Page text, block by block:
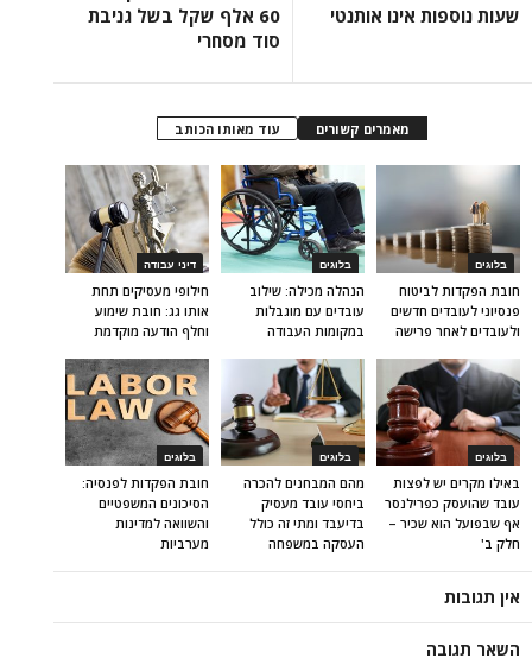
שעות נוספות אינו אותנטי
60 אלף שקל בשל גניבת
סוד מסחרי
מאמרים קשורים עוד מאותו הכותב
דיני עבודה
חילופי מעסיקים תחת
אותו גג: חובת שימוע
וחלף הודעה מוקדמת
בלוגים
הנהלה מכילה: שילוב
עובדים עם מוגבלות
במקומות העבודה
בלוגים
חובת הפקדות לביטוח
פנסיוני לעובדים חדשים
ולעובדים לאחר פרישה
בלוגים
חובת הפקדות לפנסיה:
הסיכונים המשפטיים
והשוואה למדינות
מערביות
בלוגים
מהם המבחנים להכרה
ביחסי עובד מעסיק
בדיעבד ומתי זה כולל
העסקה במשפחה
בלוגים
באילו מקרים יש לפצות
עובד שהועסק כפרילנסר
אף שבפועל הוא שכיר –
חלק ב'
אין תגובות
השאר תגובה